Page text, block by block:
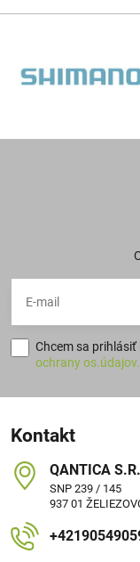
Chcem sa
ochrany os.údajov.
Kontakt
QANTICA
SNP 239 / 145
937 01